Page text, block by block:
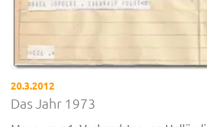
20.3.2012
Das Jahr 1973